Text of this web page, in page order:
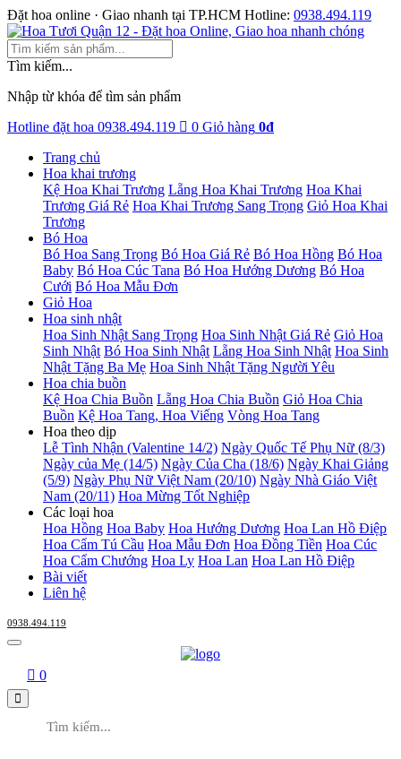
Đặt hoa online · Giao nhanh tại TP.HCM Hotline: 0938.494.119
Tìm kiếm...
Nhập từ khóa để tìm sản phẩm
Hotline đặt hoa 0938.494.119 0 Giỏ hàng 0đ
Trang chủ
Hoa khai trương
Kệ Hoa Khai Trương Lẵng Hoa Khai Trương Hoa Khai
Trương Giá Rẻ Hoa Khai Trương Sang Trọng Giỏ Hoa Khai
Trương
Bó Hoa
Bó Hoa Sang Trọng Bó Hoa Giá Rẻ Bó Hoa Hồng Bó Hoa
Baby Bó Hoa Cúc Tana Bó Hoa Hướng Dương Bó Hoa
Cưới Bó Hoa Mẫu Đơn
Giỏ Hoa
Hoa sinh nhật
Hoa Sinh Nhật Sang Trọng Hoa Sinh Nhật Giá Rẻ Giỏ Hoa
Sinh Nhật Bó Hoa Sinh Nhật Lẵng Hoa Sinh Nhật Hoa Sinh
Nhật Tặng Ba Mẹ Hoa Sinh Nhật Tặng Người Yêu
Hoa chia buồn
Kệ Hoa Chia Buồn Lẵng Hoa Chia Buồn Giỏ Hoa Chia
Buồn Kệ Hoa Tang, Hoa Viếng Vòng Hoa Tang
Hoa theo dịp
Lễ Tình Nhận (Valentine 14/2) Ngày Quốc Tế Phụ Nữ (8/3)
Ngày của Mẹ (14/5) Ngày Của Cha (18/6) Ngày Khai Giảng
(5/9) Ngày Phụ Nữ Việt Nam (20/10) Ngày Nhà Giáo Việt
Nam (20/11) Hoa Mừng Tốt Nghiệp
Các loại hoa
Hoa Hồng Hoa Baby Hoa Hướng Dương Hoa Lan Hồ Điệp
Hoa Cẩm Tú Cầu Hoa Mẫu Đơn Hoa Đồng Tiền Hoa Cúc
Hoa Cẩm Chướng Hoa Ly Hoa Lan Hoa Lan Hồ Điệp
Bài viết
Liên hệ
0938.494.119
0